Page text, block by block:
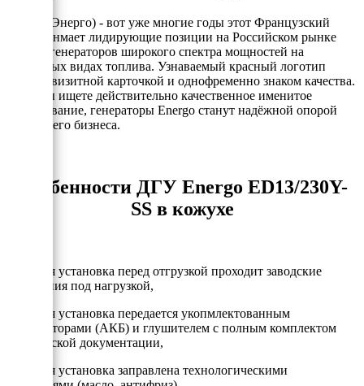
Energo (Энерго) - вот уже многие годы этот Французский
бренд занмает лидирующие позиции на Российском рынке
электрогенераторов широкого спектра мощностей на
различных видах топлива. Узнаваемый красный логотип
явлется визитной карточкой и однофременно знаком качества.
Если Вы ищете действительно качественное именитое
оборудование, генераторы Energo станут надёжной опорой
для Вашего бизнеса.
Особенности ДГУ Energo ED13/230Y-
SS в кожухе
- Каждая установка перед отгрузкой проходит заводские
испытания под нагрузкой,
- Каждая установка передается укопмлектованным
аккумулторами (АКБ) и глушителем с полным комплектом
технической документации,
- Каждая установка заправлена технологическими